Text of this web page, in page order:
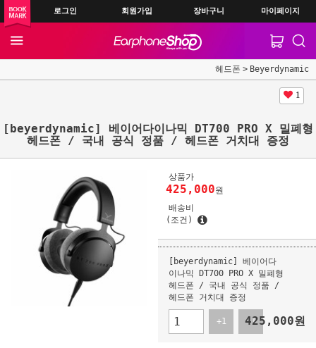
로그인 회원가입 장바구니 마이페이지
헤드폰 Beyerdynamic
1
[beyerdynamic] 베이어다이나믹 DT700 PRO X 밀폐형
헤드폰 / 국내 공식 정품 / 헤드폰 거치대 증정
상품가
425,000원
배송비
(조건)
[beyerdynamic] 베이어다
이나믹 DT700 PRO X 밀폐형
헤드폰 / 국내 공식 정품 /
헤드폰 거치대 증정
+1 -1
425,000원